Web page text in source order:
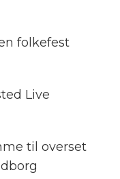
folkefest
Live
til overset